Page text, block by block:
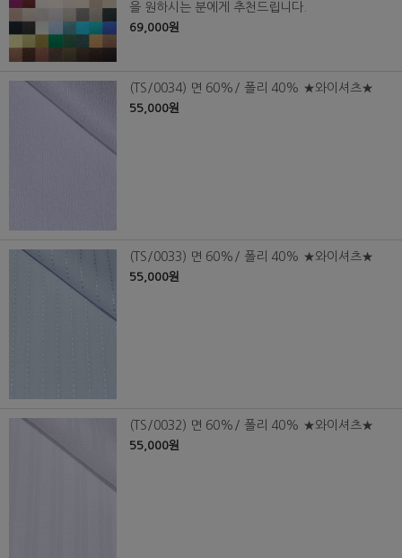
을 원하시는 분에게 추천드립니다.
69,000원
(TS/0034) 면 60%/ 폴리 40% ★와이셔츠★
55,000원
(TS/0033) 면 60%/ 폴리 40% ★와이셔츠★
55,000원
(TS/0032) 면 60%/ 폴리 40% ★와이셔츠★
55,000원